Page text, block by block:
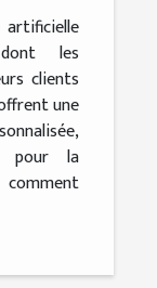
artificielle
les
clients
une
pour la